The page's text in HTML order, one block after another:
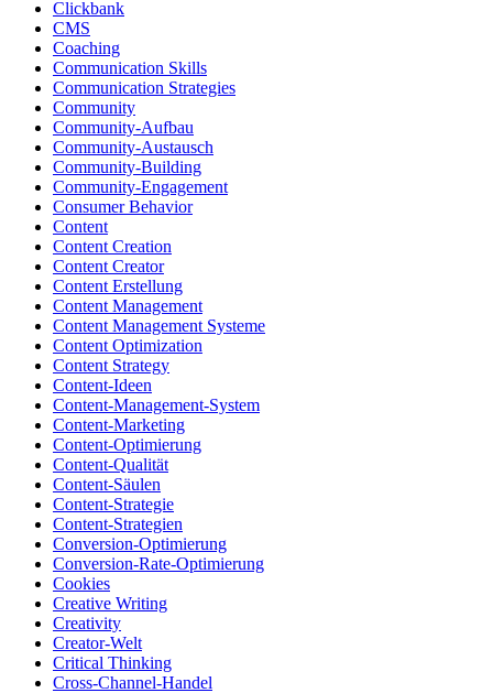
Clickbank
CMS
Coaching
Communication Skills
Communication Strategies
Community
Community-Aufbau
Community-Austausch
Community-Building
Community-Engagement
Consumer Behavior
Content
Content Creation
Content Creator
Content Erstellung
Content Management
Content Management Systeme
Content Optimization
Content Strategy
Content-Ideen
Content-Management-System
Content-Marketing
Content-Optimierung
Content-Qualität
Content-Säulen
Content-Strategie
Content-Strategien
Conversion-Optimierung
Conversion-Rate-Optimierung
Cookies
Creative Writing
Creativity
Creator-Welt
Critical Thinking
Cross-Channel-Handel